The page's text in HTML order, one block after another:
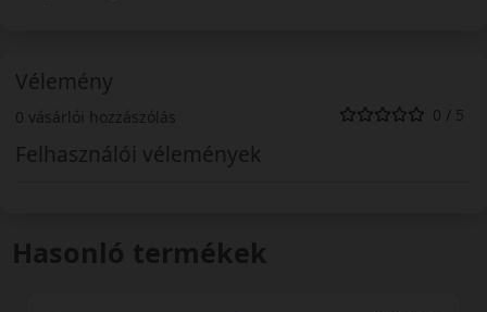
Vélemény
0 vásárlói hozzászólás 0 / 5
Felhasználói vélemények
Hasonló termékek